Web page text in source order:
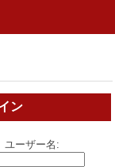
ン
ユーザー名: